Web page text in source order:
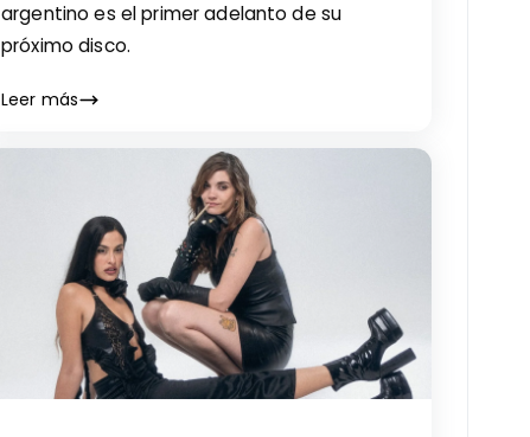
argentino es el primer adelanto de su
próximo disco.
Leer más